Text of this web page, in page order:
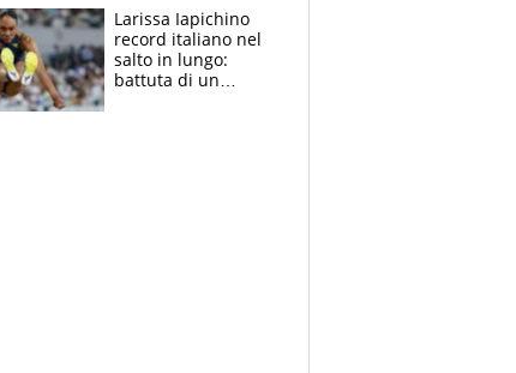
rischio da evitare
Larissa Iapichino
record italiano nel
salto in lungo:
battuta di un